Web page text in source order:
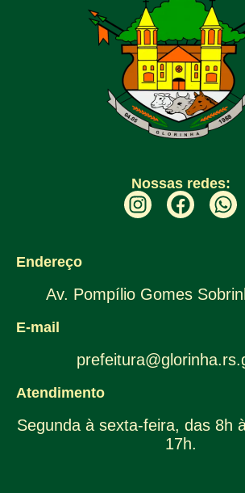
Nossas redes:
Endereço
Av. Pompílio Gomes
E-mail
Atendimento
Segunda à sexta-feira, das 8h
17h.